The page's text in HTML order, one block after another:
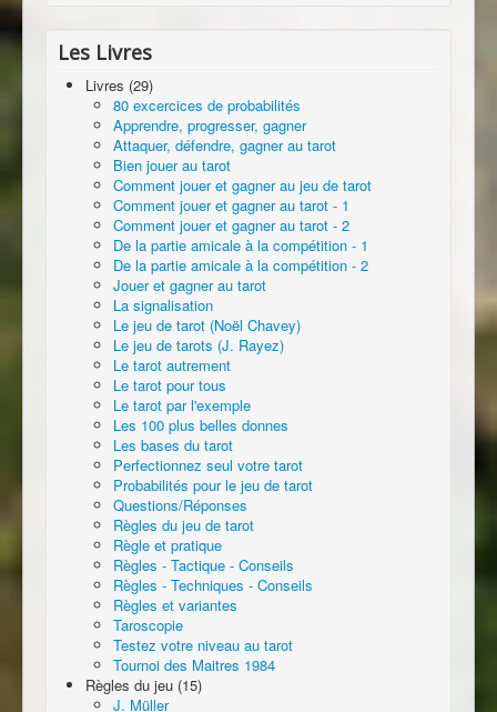
Les Livres
Livres (29)
80 excercices de probabilités
Apprendre, progresser, gagner
Attaquer, défendre, gagner au tarot
Bien jouer au tarot
Comment jouer et gagner au jeu de tarot
Comment jouer et gagner au tarot - 1
Comment jouer et gagner au tarot - 2
De la partie amicale à la compétition - 1
De la partie amicale à la compétition - 2
Jouer et gagner au tarot
La signalisation
Le jeu de tarot (Noël Chavey)
Le jeu de tarots (J. Rayez)
Le tarot autrement
Le tarot pour tous
Le tarot par l'exemple
Les 100 plus belles donnes
Les bases du tarot
Perfectionnez seul votre tarot
Probabilités pour le jeu de tarot
Questions/Réponses
Règles du jeu de tarot
Règle et pratique
Règles - Tactique - Conseils
Règles - Techniques - Conseils
Règles et variantes
Taroscopie
Testez votre niveau au tarot
Tournoi des Maitres 1984
Règles du jeu (15)
J. Müller